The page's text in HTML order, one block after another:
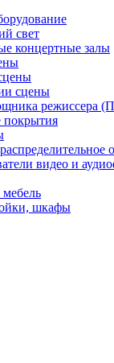
свет
концертные залы
сцены
режиссера
видео и
мебель
шкафы